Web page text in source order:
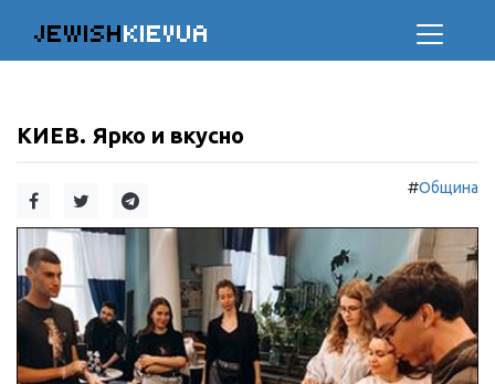
JEWISHKIEVUA
КИЕВ. Ярко и вкусно
#Община